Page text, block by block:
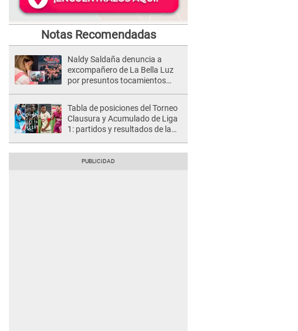
Notas Recomendadas
Naldy Saldaña denuncia a
excompañero de La Bella Luz
por presuntos tocamientos
Tabla de posiciones del Torneo
Clausura y Acumulado de Liga
1: partidos y resultados de la